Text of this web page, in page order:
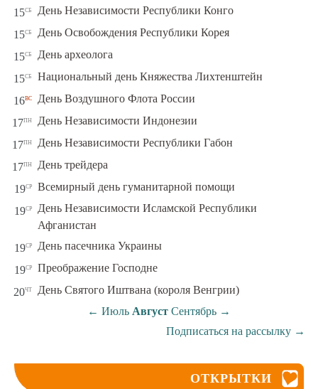
15сб День Независимости Республики Конго
15сб День Освобождения Республики Корея
15сб День археолога
15сб Национальный день Княжества Лихтенштейн
16вс День Воздушного Флота России
17пн День Независимости Индонезии
17пн День Независимости Республики Габон
17пн День трейдера
19ср Всемирный день гуманитарной помощи
19ср
День Независимости Исламской Республики
Афганистан
19ср День пасечника Украины
19ср Преображение Господне
20чт
День Святого Иштвана (короля Венгрии)
← Июль Август Сентябрь →
Подписаться на рассылку →
ОТКРЫТКИ